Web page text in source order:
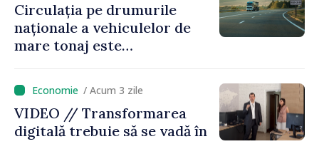
Circulația pe drumurile
naționale a vehiculelor de
mare tonaj este
caniculă
/ Acum 3 zile
VIDEO // Transformarea
digitală trebuie să se vadă în